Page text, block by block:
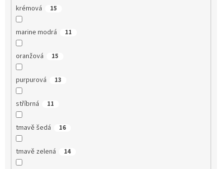
krémová 15
marine modrá 11
oranžová 15
purpurová 13
stříbrná 11
tmavě šedá 16
tmavě zelená 14